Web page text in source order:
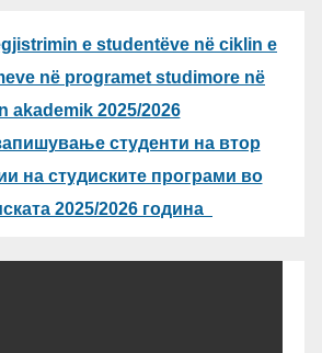
e studentëve në ciklin e
në programet studimore në
akademik 2025/2026
студенти на втор
на студиските програми во
2025/2026 година